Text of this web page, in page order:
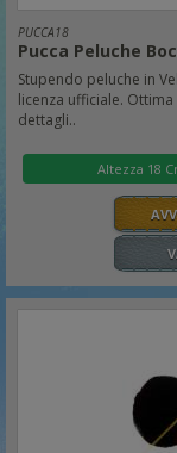
PUCCA18
Pucca Peluche
Stupendo peluche in
licenza ufficiale.
dettagli..
Altezza 18